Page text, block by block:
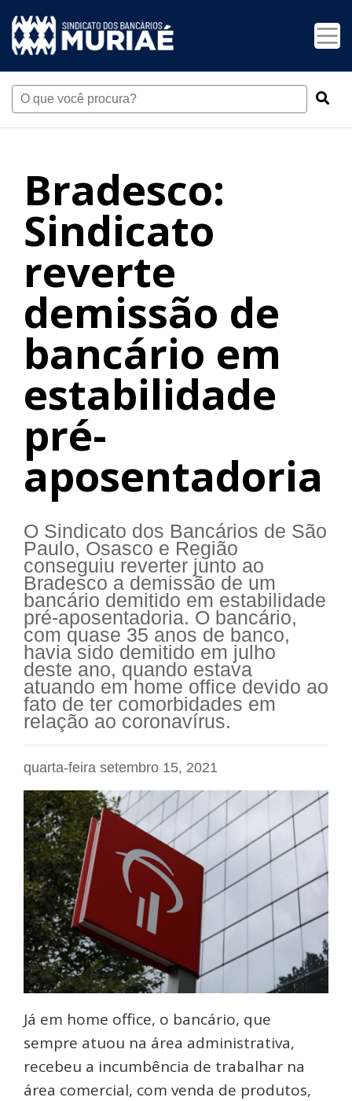
Bradesco:
Sindicato
reverte
demissão de
bancário em
estabilidade
pré-
aposentadoria
O Sindicato dos Bancários de São
Paulo, Osasco e Região
conseguiu reverter junto ao
Bradesco a demissão de um
bancário demitido em estabilidade
pré-aposentadoria. O bancário,
com quase 35 anos de banco,
havia sido demitido em julho
deste ano, quando estava
atuando em home office devido ao
fato de ter comorbidades em
relação ao coronavírus.
quarta-feira setembro 15, 2021
Já em home office, o bancário, que
sempre atuou na área administrativa,
recebeu a incumbência de trabalhar na
área comercial, com venda de produtos,